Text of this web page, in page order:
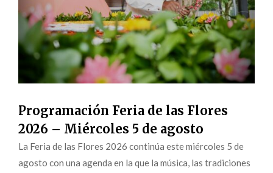
Programación Feria de las Flores
2026 – Miércoles 5 de agosto
La Feria de las Flores 2026 continúa este miércoles 5 de
agosto con una agenda en la que la música, las tradiciones